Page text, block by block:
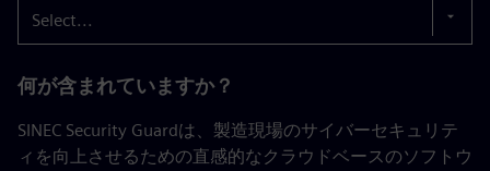
Select...
何が含まれていますか？
SINEC Security Guardは、製造現場のサイバーセキュリテ
ィを向上させるための直感的なクラウドベースのソフトウ